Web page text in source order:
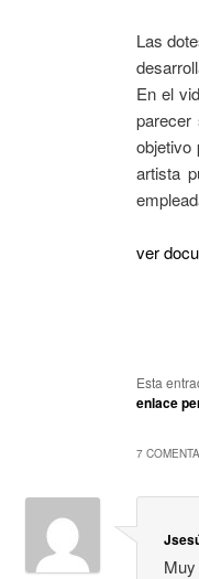
Las
En el
parecer
objetivo
artista
ver
Esta
enlace
7